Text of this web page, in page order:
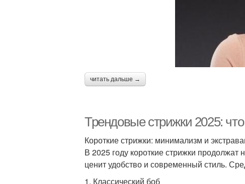
читать дальше →
Трендовые стрижки 2025:
Короткие стрижки: минимализм и
В 2025 году короткие стрижки продолжат
ценит удобство и современный стиль.
1. Классический боб